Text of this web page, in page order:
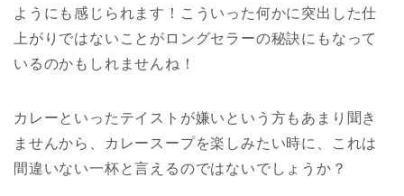
ようにも感じられます！こういった何かに突出した仕
上がりではないことがロングセラーの秘訣にもなって
いるのかもしれませんね！
カレーといったテイストが嫌いという方もあまり聞き
ませんから、カレースープを楽しみたい時に、これは
間違いない一杯と言えるのではないでしょうか？